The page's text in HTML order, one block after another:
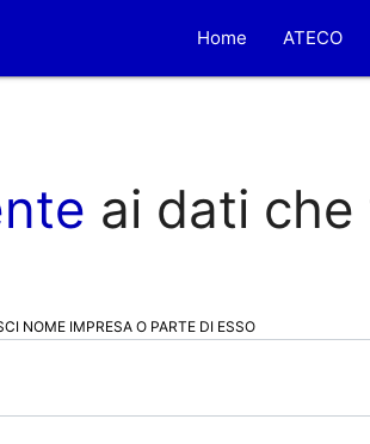
Home ATECO
ai dati
NOME IMPRESA O PARTE DI ESSO